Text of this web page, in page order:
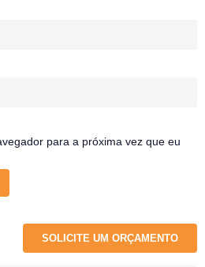
para a próxima vez que eu
SOLICITE UM ORÇAMENTO